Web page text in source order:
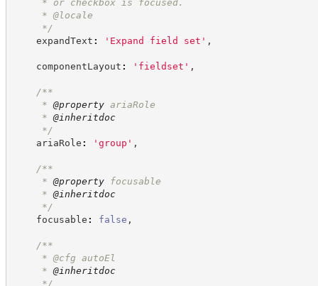
* or checkbox is focused.
* @locale
*/
expandText : ' Expand field set ' ,
componentLayout : ' fieldset ' ,
/**
* @property ariaRole
* @inheritdoc
*/
ariaRole : ' group ' ,
/**
* @property focusable
* @inheritdoc
*/
focusable : false ,
/**
* @cfg autoEl
* @inheritdoc
*/